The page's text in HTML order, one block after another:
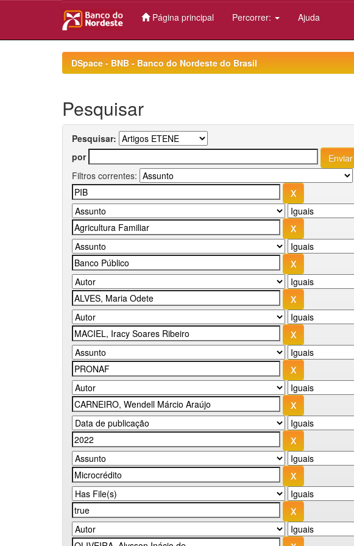
Página principal Percorrer: Ajuda
DSpace - BNB - Banco do Nordeste do Brasil
Pesquisar
Pesquisar:
por
Filtros correntes: